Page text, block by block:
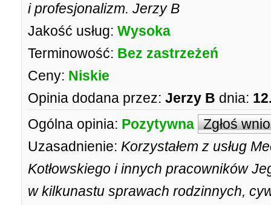
i profesjonalizm. Jerzy B
Jakość usług: Wysoka
Terminowość: Bez zastrzeżeń
Ceny: Niskie
Opinia dodana przez: Jerzy B dnia:
Ogólna opinia: Pozytywna Zgłoś
Uzasadnienie: Korzystałem z usług
Kotłowskiego i innych pracowników
w kilkunastu sprawach rodzinnych,